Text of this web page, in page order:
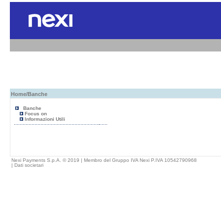
Home/Banche
Banche
Focus on
Informazioni Utili
Nexi Payments S.p.A. © 2019 | Membro del Gruppo IVA Nexi P.IVA 10542790968
| Dati societari